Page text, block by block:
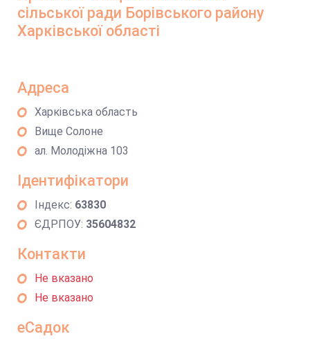
сільської ради Борівського району
Харківської області
Адреса
Харківська область
Вище Солоне
ал. Молодіжна 103
Ідентифікатори
Індекс: 63830
ЄДРПОУ: 35604832
Контакти
Не вказано
Не вказано
еСадок